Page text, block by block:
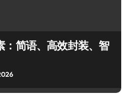
：简语、高效封装、智